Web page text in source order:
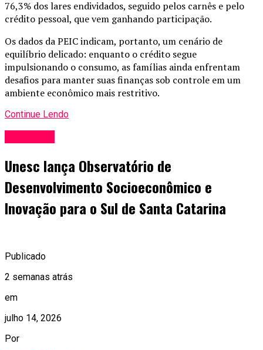
76,3% dos lares endividados, seguido pelos carnês e pelo
crédito pessoal, que vem ganhando participação.
Os dados da PEIC indicam, portanto, um cenário de
equilíbrio delicado: enquanto o crédito segue
impulsionando o consumo, as famílias ainda enfrentam
desafios para manter suas finanças sob controle em um
ambiente econômico mais restritivo.
Continue Lendo
Unesc lança Observatório de
Desenvolvimento Socioeconômico e
Inovação para o Sul de Santa Catarina
Publicado
2 semanas atrás
em
julho 14, 2026
Por